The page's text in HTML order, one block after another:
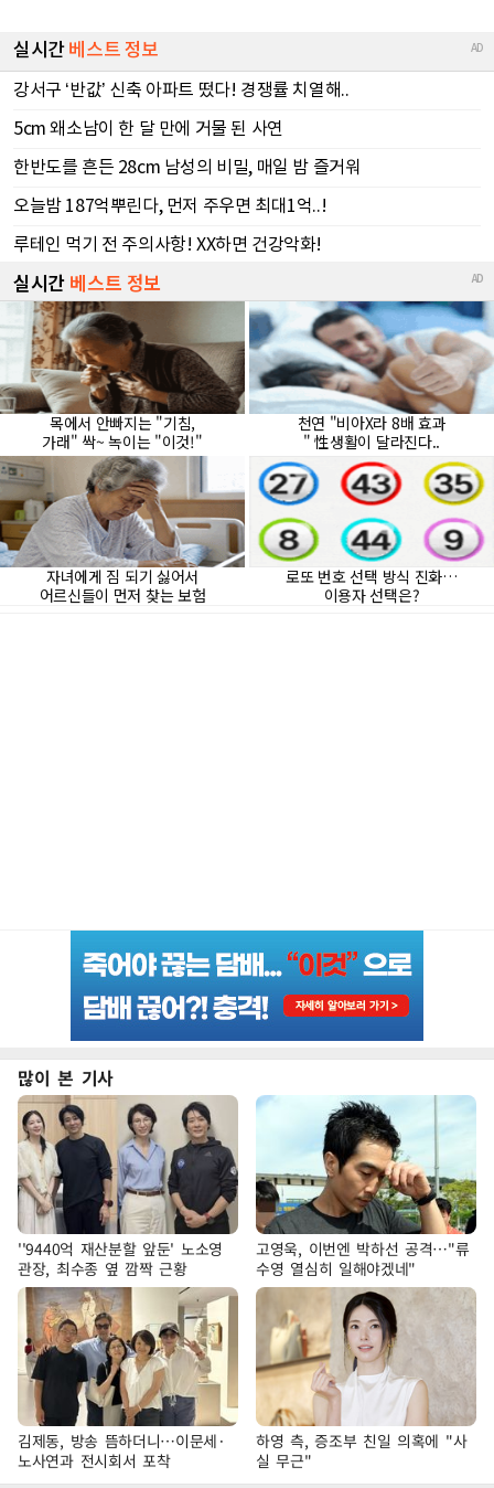
많이 본 기사
''9440억 재산분할 앞둔' 노소영
관장, 최수종 옆 깜짝 근황
고영욱, 이번엔 박하선 공격…"류
수영 열심히 일해야겠네"
김제동, 방송 뜸하더니…이문세·
노사연과 전시회서 포착
하영 측, 증조부 친일 의혹에 "사
실 무근"